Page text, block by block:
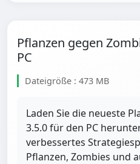
Pflanzen gegen
PC
Dateigröße : 473 MB
Laden Sie die neueste
3.5.0 für den PC
verbessertes
Pflanzen, Zombies und